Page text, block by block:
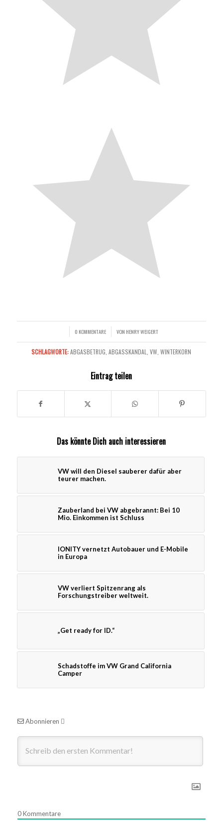
0 KOMMENTARE
/ VON HENRY WEIGERT
SCHLAGWORTE: ABGASBETRUG ,ABGASSKANDAL ,VW ,WINTERKORN
Eintrag teilen
Das könnte Dich auch interessieren
VW will den Diesel sauberer dafür aber
teurer machen.
Zauberland bei VW abgebrannt: Bei 10
Mio. Einkommen ist Schluss
IONITY vernetzt Autobauer und E-Mobile
in Europa
VW verliert Spitzenrang als
Forschungstreiber weltweit.
„Get ready for ID.“
Schadstoffe im VW Grand California
Camper
Abonnieren
0Kommentare